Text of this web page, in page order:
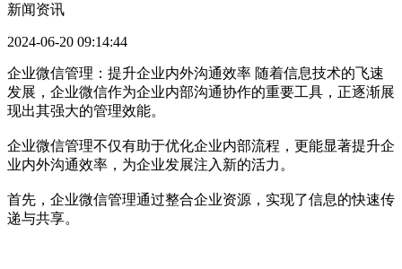
新闻资讯
2024-06-20 09:14:44
企业微信管理：提升企业内外沟通效率 随着信息技术的飞速
发展，企业微信作为企业内部沟通协作的重要工具，正逐渐展
现出其强大的管理效能。
企业微信管理不仅有助于优化企业内部流程，更能显著提升企
业内外沟通效率，为企业发展注入新的活力。
首先，企业微信管理通过整合企业资源，实现了信息的快速传
递与共享。